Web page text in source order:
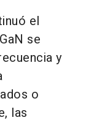
el
se
y
o
las